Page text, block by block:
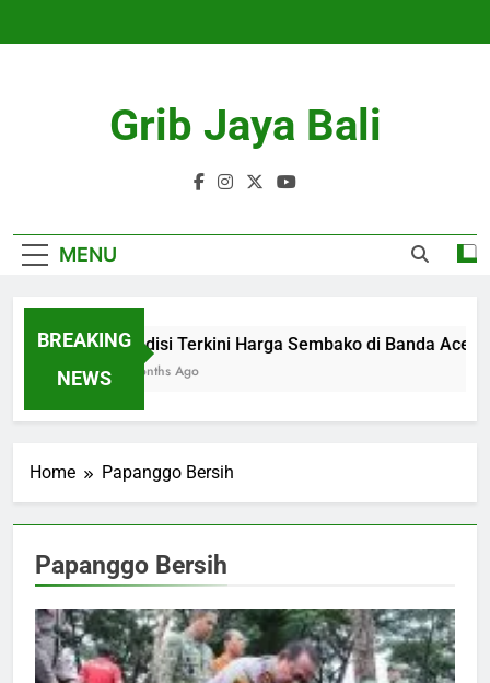
Grib Jaya Bali
MENU
BREAKING
NEWS
Kondisi Terkini Harga Sembako di Banda Aceh
4 Months Ago
Home Papanggo Bersih
Papanggo Bersih